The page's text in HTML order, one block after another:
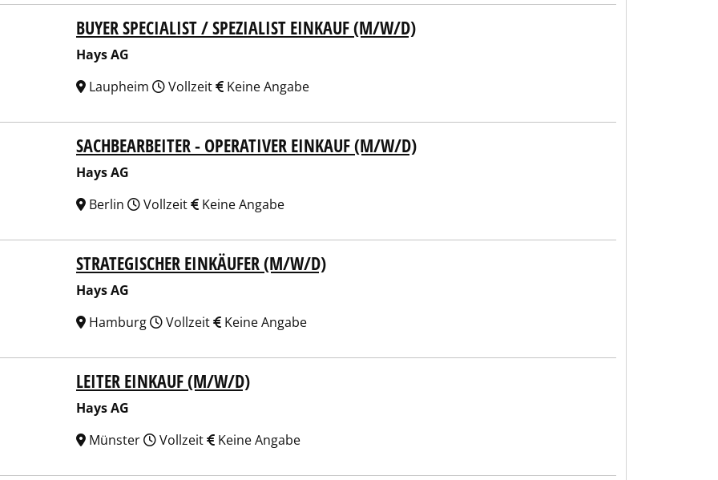
BUYER SPECIALIST / SPEZIALIST EINKAUF (M/W/D)
Hays AG
Laupheim
Vollzeit Keine Angabe
SACHBEARBEITER - OPERATIVER EINKAUF (M/W/D)
Hays AG
Berlin
Vollzeit Keine Angabe
STRATEGISCHER EINKÄUFER (M/W/D)
Hays AG
Hamburg
Vollzeit Keine Angabe
LEITER EINKAUF (M/W/D)
Hays AG
Münster
Vollzeit Keine Angabe